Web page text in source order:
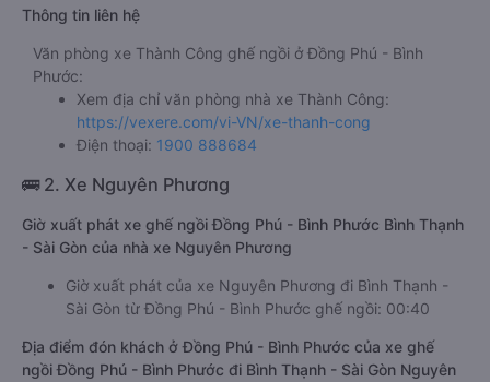
Thông tin liên hệ
Văn phòng xe Thành Công ghế ngồi ở Đồng Phú - Bình
Phước:
Xem địa chỉ văn phòng nhà xe Thành Công:
https://vexere.com/vi-VN/xe-thanh-cong
Điện thoại: 1900 888684
🚌 2. Xe Nguyên Phương
Giờ xuất phát xe ghế ngồi Đồng Phú - Bình Phước Bình Thạnh
- Sài Gòn của nhà xe Nguyên Phương
Giờ xuất phát của xe Nguyên Phương đi Bình Thạnh -
Sài Gòn từ Đồng Phú - Bình Phước ghế ngồi: 00:40
Địa điểm đón khách ở Đồng Phú - Bình Phước của xe ghế
ngồi Đồng Phú - Bình Phước đi Bình Thạnh - Sài Gòn Nguyên